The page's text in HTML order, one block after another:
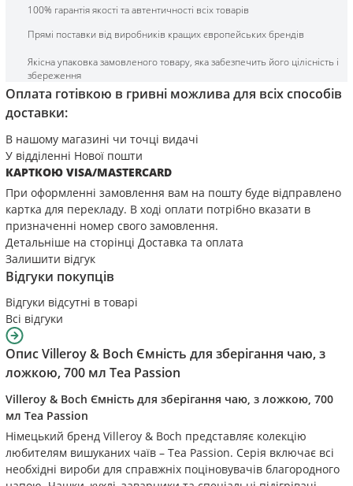
100% гарантія якості та автентичності всіх товарів
Прямі поставки від виробників кращих європейських брендів
Якісна упаковка замовленого товару, яка забезпечить його цілісність і
збереження
Оплата готівкою в гривні можлива для всіх способів
доставки:
В нашому магазині чи точці видачі
У відділенні Нової пошти
КАРТКОЮ VISA/MASTERCARD
При оформленні замовлення вам на пошту буде відправлено
картка для перекладу. В ході оплати потрібно вказати в
призначенні номер свого замовлення.
Детальніше на сторінці Доставка та оплата
Залишити відгук
Відгуки покупців
Відгуки відсутні в товарі
Всі відгуки
ОписVilleroy & Boch Ємність для зберігання чаю, з
ложкою, 700 мл Tea Passion
Villeroy & Boch Ємність для зберігання чаю, з ложкою, 700
мл Tea Passion
Німецький бренд Villeroy & Boch представляє колекцію
любителям вишуканих чаїв – Tea Passion. Серія включає всі
необхідні вироби для справжніх поціновувачів благородного